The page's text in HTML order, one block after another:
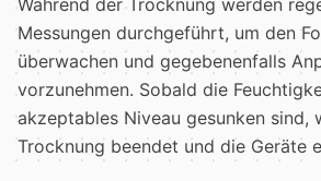
Während der Trocknung werden
Messungen durchgeführt, um den
überwachen und gegebenenfalls
vorzunehmen. Sobald die
akzeptables Niveau gesunken sind,
Trocknung beendet und die Geräte